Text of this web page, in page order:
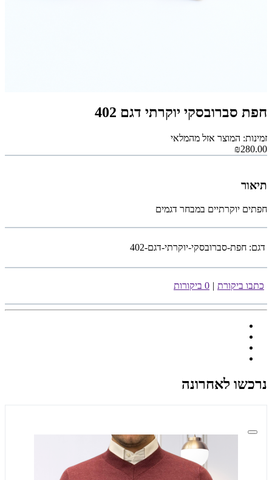
חפת סברובסקי יוקרתי דגם 402
זמינות: המוצר אזל מהמלאי
₪280.00
תיאור
חפתים יוקרתיים במבחר דגמים
דגם: חפת-סברובסקי-יוקרתי-דגם-402
כתבו ביקורת | 0 ביקורות
נרכשו לאחרונה